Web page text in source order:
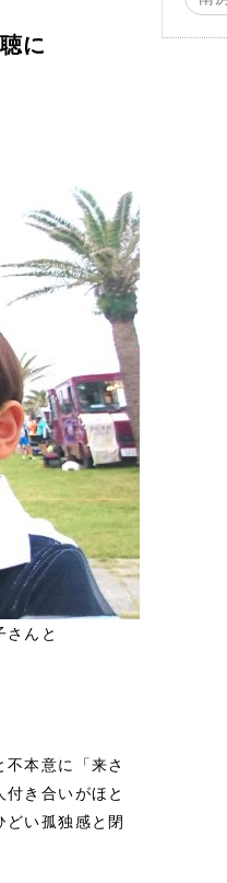
に
んと
本意に「来さ
き合いがほと
い孤独感と閉